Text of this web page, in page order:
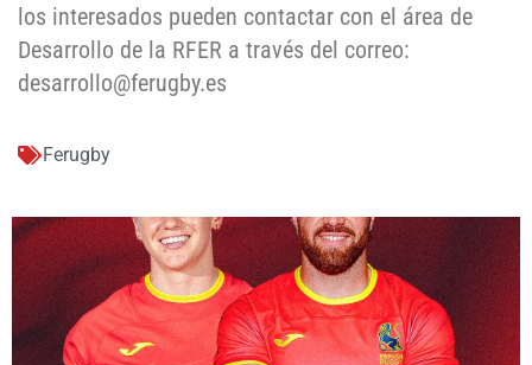
los interesados pueden contactar con el área de
Desarrollo de la RFER a través del correo:
desarrollo@ferugby.es
Ferugby